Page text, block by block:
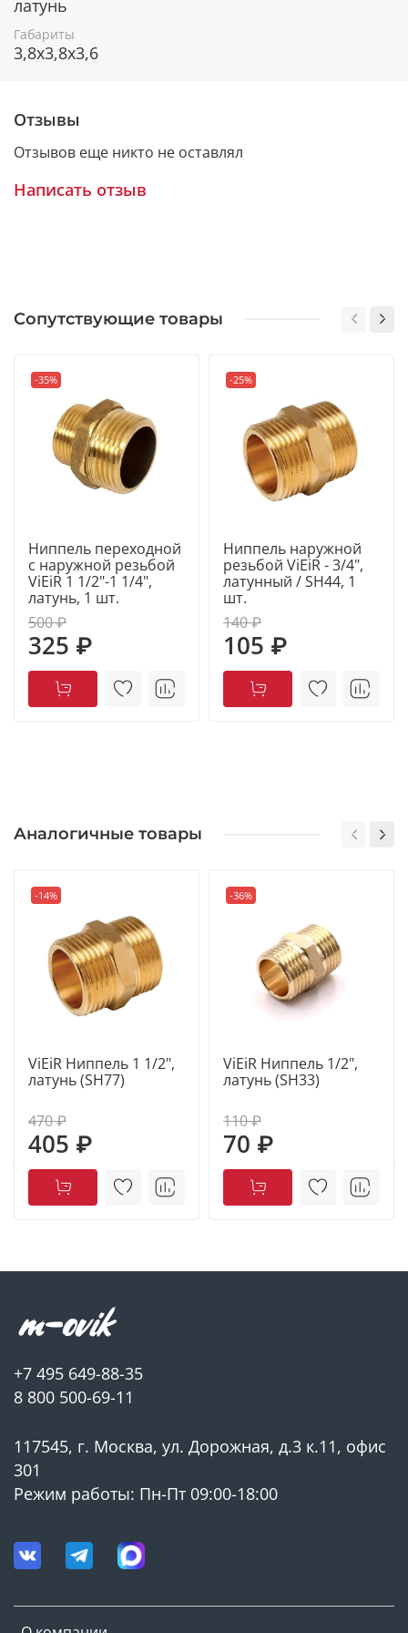
системах.
Преимущество резьбовых фитингов заключается в
отличаются гигиенической безопасностью и
латунь
Габариты
3,8x3,8x3,6
Отзывы
Отзывов еще никто не оставлял
Написать отзыв
Сопутствующие товары
-35%
Ниппель переходной
с наружной резьбой
ViEiR 1 1/2"-1 1/4",
латунь, 1 шт.
500 ₽
325 ₽
-25%
Ниппель наружной
резьбой ViEiR - 3/4",
латунный / SH44, 1
шт.
140 ₽
105 ₽
Аналогичные товары
-14%
ViEiR Ниппель 1 1/2",
латунь (SH77)
470 ₽
405 ₽
-36%
ViEiR Ниппель 1/2",
латунь (SH33)
110 ₽
70 ₽
+7 495 649-88-35
8 800 500-69-11
117545, г. Москва, ул. Дорожная, д.3 к.11, офис
301
Режим работы: Пн-Пт 09:00-18:00